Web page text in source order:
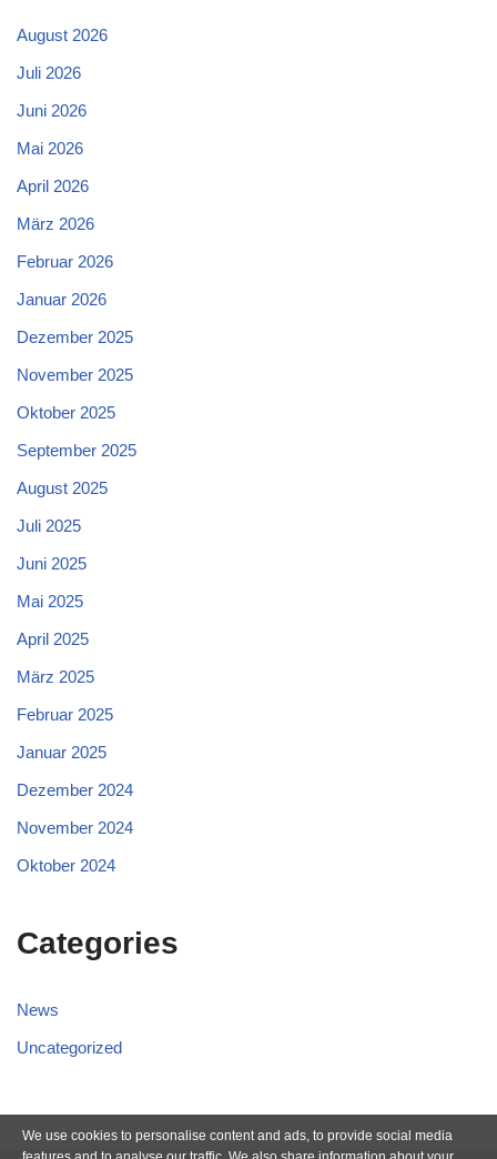
August 2026
Juli 2026
Juni 2026
Mai 2026
April 2026
März 2026
Februar 2026
Januar 2026
Dezember 2025
November 2025
Oktober 2025
September 2025
August 2025
Juli 2025
Juni 2025
Mai 2025
April 2025
März 2025
Februar 2025
Januar 2025
Dezember 2024
November 2024
Oktober 2024
Categories
News
Uncategorized
We use cookies to personalise content and ads, to provide social media